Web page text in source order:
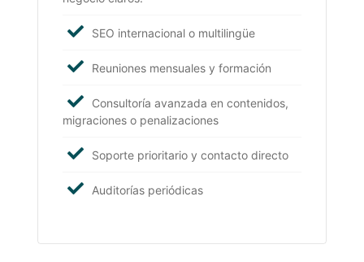
SEO internacional o multilingüe
Reuniones mensuales y formación
Consultoría avanzada en contenidos,
migraciones o penalizaciones
Soporte prioritario y contacto directo
Auditorías periódicas